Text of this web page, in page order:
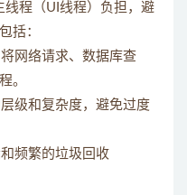
程（UI线程）负担，避
括：
将网络请求、数据库查
。
级和复杂度，避免过度
频繁的垃圾回收